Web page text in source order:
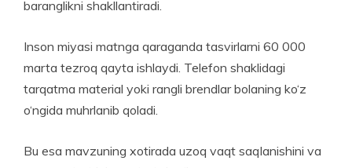
baranglikni shakllantiradi.
Inson miyasi matnga qaraganda tasvirlarni 60 000
marta tezroq qayta ishlaydi. Telefon shaklidagi
tarqatma material yoki rangli brendlar bolaning ko‘z
o‘ngida muhrlanib qoladi.
Bu esa mavzuning xotirada uzoq vaqt saqlanishini va